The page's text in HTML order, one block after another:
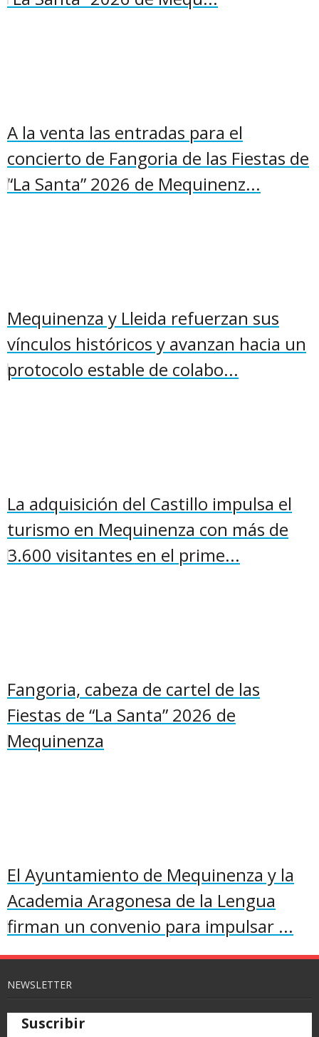
A la venta las entradas para el
concierto de Fangoria de las Fiestas de
“La Santa” 2026 de Mequinenz...
Mequinenza y Lleida refuerzan sus
vínculos históricos y avanzan hacia un
protocolo estable de colabo...
La adquisición del Castillo impulsa el
turismo en Mequinenza con más de
3.600 visitantes en el prime...
Fangoria, cabeza de cartel de las
Fiestas de “La Santa” 2026 de
Mequinenza
El Ayuntamiento de Mequinenza y la
Academia Aragonesa de la Lengua
firman un convenio para impulsar ...
NEWSLETTER
Suscribir